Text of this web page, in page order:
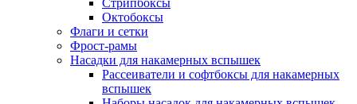
Стрипбоксы
Октобоксы
Флаги и сетки
Фрост-рамы
Насадки для накамерных вспышек
Рассеиватели и софтбоксы для накамерных
вспышек